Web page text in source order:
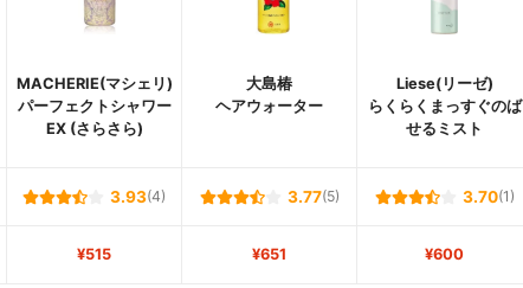
MACHERIE(マシェリ)
パーフェクトシャワー
EX (さらさら)
大島椿
ヘアウォーター
Liese(リーゼ)
らくらくまっすぐのば
せるミスト
3.93(4) 3.77(5) 3.70(1)
¥515 ¥651 ¥600